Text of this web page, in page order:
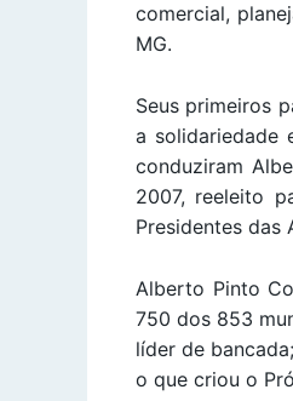
comercial,
MG.
Seus primeiros
a solidariedade
conduziram
2007, reeleito
Presidentes das
Alberto Pinto
750 dos 853
líder de
o que criou o